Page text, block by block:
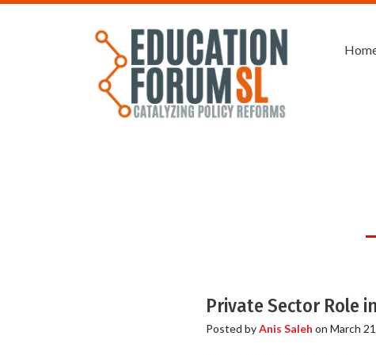
Private Sector Role
Posted byAnis Saleh on March